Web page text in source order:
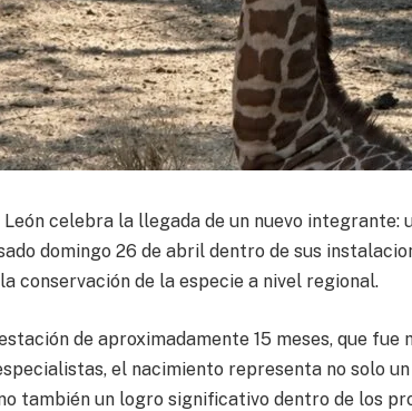
León celebra la llegada de un nuevo
domingo 26 de abril dentro de sus
conservación de la especie a nivel regional.
de aproximadamente 15 meses, que fue
el nacimiento representa no solo
también un logro significativo dentro de los